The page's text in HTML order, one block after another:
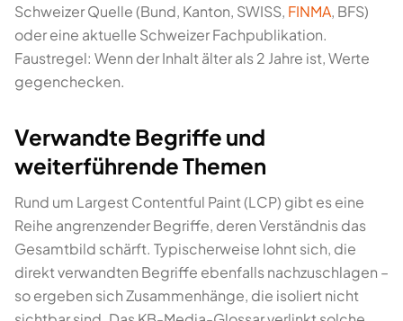
Schweizer Quelle (Bund, Kanton, SWISS, FINMA, BFS)
oder eine aktuelle Schweizer Fachpublikation.
Faustregel: Wenn der Inhalt älter als 2 Jahre ist, Werte
gegenchecken.
Verwandte Begriffe und
weiterführende Themen
Rund um Largest Contentful Paint (LCP) gibt es eine
Reihe angrenzender Begriffe, deren Verständnis das
Gesamtbild schärft. Typischerweise lohnt sich, die
direkt verwandten Begriffe ebenfalls nachzuschlagen –
so ergeben sich Zusammenhänge, die isoliert nicht